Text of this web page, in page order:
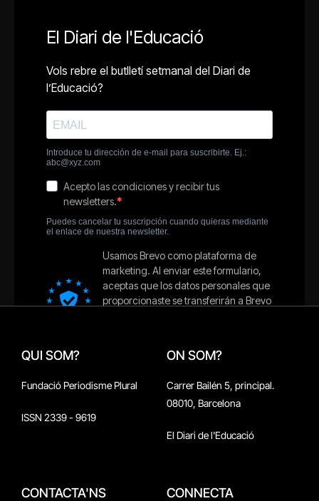
QUI SOM?
Fundació Periodisme Plural
ISSN 2339 - 9619
ON SOM?
Carrer Bailén 5, principal.
08010, Barcelona
El Diari de l'Educació
CONTACTA'NS CONNECTA